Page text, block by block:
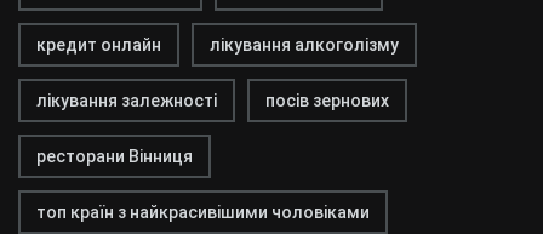
кредит онлайн лікування алкоголізму
лікування залежності посів зернових
ресторани Вінниця
топ країн з найкрасивішими чоловіками